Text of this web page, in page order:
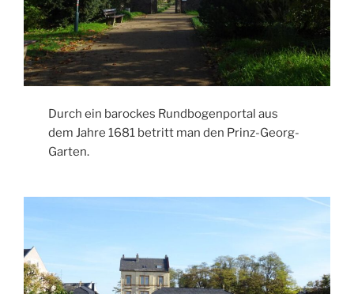
Durch ein barockes Rundbogenportal aus
dem Jahre 1681 betritt man den Prinz-Georg-
Garten.